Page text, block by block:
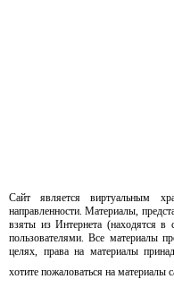
Сайт является виртуальным
направленности. Материалы,
взяты из Интернета (находятся
пользователями. Все материалы
целях, права на материалы
хотите пожаловаться на материалы